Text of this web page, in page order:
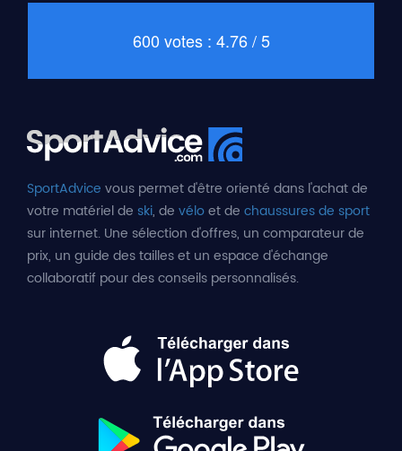
600 votes : 4.76 / 5
SportAdvice vous permet d'être orienté dans l'achat de
votre matériel de ski, de véloet de chaussures de sport
sur internet. Une sélection d'offres, un comparateur de
prix, un guide des tailles et un espace d'échange
collaboratif pour des conseils personnalisés.